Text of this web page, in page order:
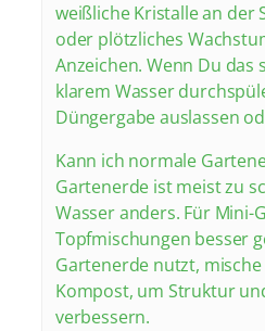
weißliche Kristalle an der
oder plötzliches
Anzeichen. Wenn Du
klarem Wasser
Düngergabe auslassen
Kann ich normale
Gartenerde ist meist zu
Wasser anders. Für Mini-
Topfmischungen besser
Gartenerde nutzt,
Kompost, um Struktur
verbessern.